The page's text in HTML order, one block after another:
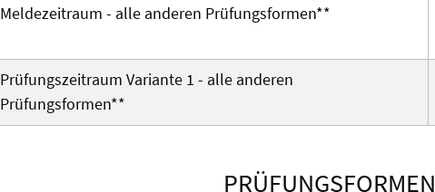
Meldezeitraum - alle anderen Prüfungsformen**
Prüfungszeitraum Variante 1 - alle anderen
Prüfungsformen**
PRÜFUNGSFORMEN